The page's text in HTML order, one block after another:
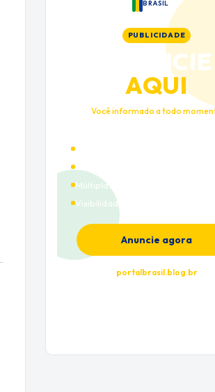
BRASIL
PUBLICIDADE
ANUNCIE
AQUI
Você informado a todo
Múltiplas categorias
Visibilidade premium
Anuncie agora
portalbrasil.blog.br